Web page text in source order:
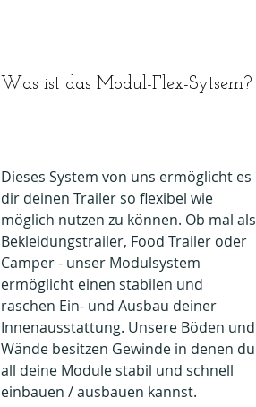
Was ist das Modul-Flex-Sytsem?
Dieses System von uns ermöglicht es
dir deinen Trailer so flexibel wie
möglich nutzen zu können. Ob mal als
Bekleidungstrailer, Food Trailer oder
Camper - unser Modulsystem
ermöglicht einen stabilen und
raschen Ein- und Ausbau deiner
Innenausstattung. Unsere Böden und
Wände besitzen Gewinde in denen du
all deine Module stabil und schnell
einbauen / ausbauen kannst.